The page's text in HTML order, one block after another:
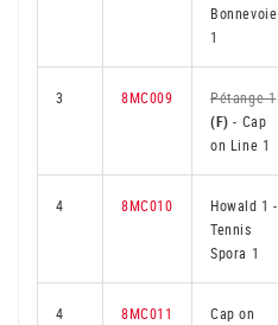
Bonnevoie
1
3 8MC009
Pétange 1
(F) - Cap
on Line 1
4 8MC010 Howald 1-
Tennis
Spora 1
4 8MC011 Cap on